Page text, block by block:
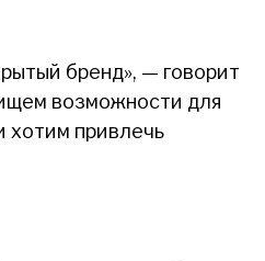
бренд», — говорит
возможности для
хотим привлечь